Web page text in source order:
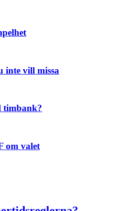
inte vill missa
timbank?
om valet